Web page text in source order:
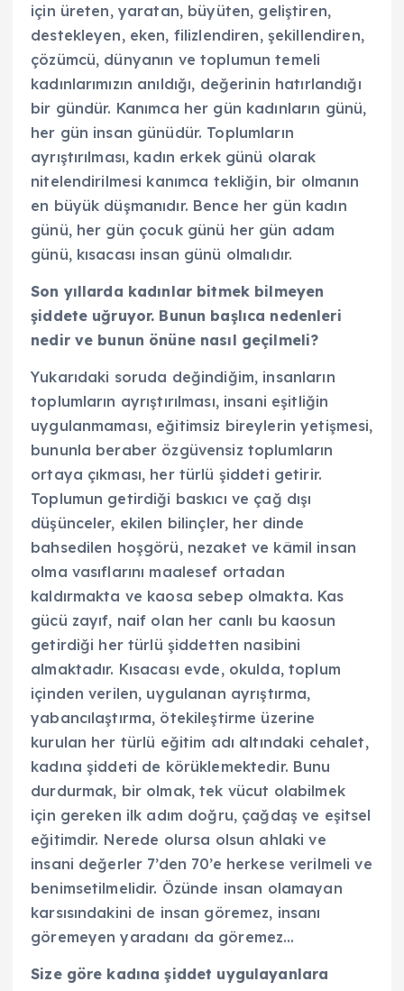
için üreten, yaratan, büyüten, geliştiren,
destekleyen, eken, filizlendiren, şekillendiren,
çözümcü, dünyanın ve toplumun temeli
kadınlarımızın anıldığı, değerinin hatırlandığı
bir gündür. Kanımca her gün kadınların günü,
her gün insan günüdür. Toplumların
ayrıştırılması, kadın erkek günü olarak
nitelendirilmesi kanımca tekliğin, bir olmanın
en büyük düşmanıdır. Bence her gün kadın
günü, her gün çocuk günü her gün adam
günü, kısacası insan günü olmalıdır.
Son yıllarda kadınlar bitmek bilmeyen
şiddete uğruyor. Bunun başlıca nedenleri
nedir ve bunun önüne nasıl geçilmeli?
Yukarıdaki soruda değindiğim, insanların
toplumların ayrıştırılması, insani eşitliğin
uygulanmaması, eğitimsiz bireylerin yetişmesi,
bununla beraber özgüvensiz toplumların
ortaya çıkması, her türlü şiddeti getirir.
Toplumun getirdiği baskıcı ve çağ dışı
düşünceler, ekilen bilinçler, her dinde
bahsedilen hoşgörü, nezaket ve kâmil insan
olma vasıflarını maalesef ortadan
kaldırmakta ve kaosa sebep olmakta. Kas
gücü zayıf, naif olan her canlı bu kaosun
getirdiği her türlü şiddetten nasibini
almaktadır. Kısacası evde, okulda, toplum
içinden verilen, uygulanan ayrıştırma,
yabancılaştırma, ötekileştirme üzerine
kurulan her türlü eğitim adı altındaki cehalet,
kadına şiddeti de körüklemektedir. Bunu
durdurmak, bir olmak, tek vücut olabilmek
için gereken ilk adım doğru, çağdaş ve eşitsel
eğitimdir. Nerede olursa olsun ahlaki ve
insani değerler 7’den 70’e herkese verilmeli ve
benimsetilmelidir. Özünde insan olamayan
karsısındakini de insan göremez, insanı
göremeyen yaradanı da göremez…
Size göre kadına şiddet uygulayanlara